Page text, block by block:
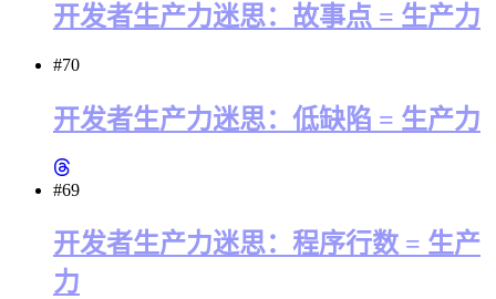
开发者生产力迷思：故事点 = 生产力
#70
开发者生产力迷思：低缺陷 = 生产力
#69
开发者生产力迷思：程序行数 = 生产
力